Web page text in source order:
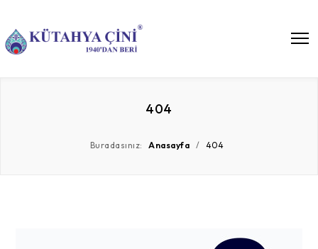
404
Buradasınız: Anasayfa / 404